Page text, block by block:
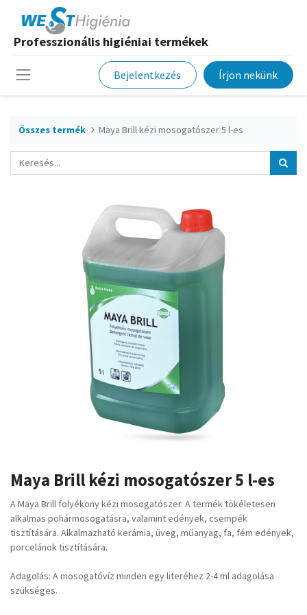
Professzionális higiéniai termékek
Bejelentkezés Írjon nekünk
Összes termék Maya Brill kézi mosogatószer 5 l-es
Maya Brill kézi mosogatószer 5 l-es
A Maya Brill folyékony kézi mosogatószer. A termék tökéletesen
alkalmas pohármosogatásra, valamint edények, csempék
tisztítására. Alkalmazható kerámia, üveg, műanyag, fa, fém edények,
porcelánok tisztítására.
Adagolás: A mosogatóvíz minden egy literéhez 2-4 ml adagolása
szükséges.